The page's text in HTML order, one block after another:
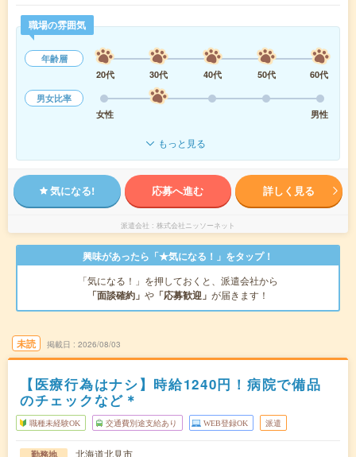
職場の雰囲気
年齢層
20代
30代 40代 50代
60代
男女比率
女性
男性
もっと見る
気になる! 応募へ進む 詳しく見る
派遣会社 株式会社ニッソーネット
興味があったら「★気になる！」をタップ！
「気になる！」を押しておくと、派遣会社から
「面談確約」 や 「応募歓迎」 が届きます！
未読 掲載日 2026/08/03
【医療行為はナシ】時給1240円！病院で備品
のチェックなど＊
職種未経験OK 交通費別途支給あり WEB登録OK 派遣
勤務地
北海道北見市